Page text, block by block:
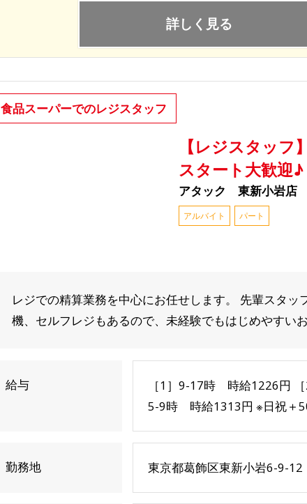
詳しく見る
食品スーパーでのレジスタッフ
【レジスタッフ
スタート大歓迎♪
アタック 東新小岩店
アルバイト パート
レジでの精算業務を中心にお任せします。 先輩スタ
機、セルフレジもあるので、未経験でもはじめやすい
給与
［1］9-17時 時給1226円
5-9時 時給1313円 ※日祝＋
勤務地 東京都葛飾区東新小岩6-9-12